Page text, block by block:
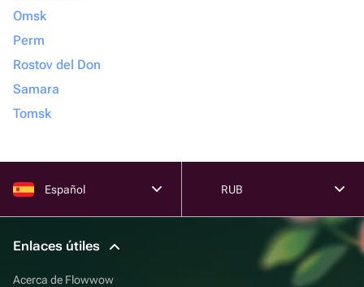
Omsk
Perm
Rostov del Don
Samara
Tomsk
Español RUB
Enlaces útiles
Acerca de Flowwow